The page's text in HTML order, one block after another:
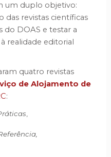
um duplo objetivo:
das revistas científicas
do DOAS e testar a
realidade editorial
quatro revistas
de Alojamento de
:
,